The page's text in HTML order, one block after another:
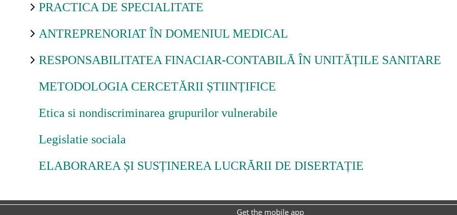
Ajutor
Forgot password
PRACTICA DE SPECIALITATE
ANTREPRENORIAT ÎN DOMENIUL MEDICAL
RESPONSABILITATEA FINACIAR-CONTABILĂ ÎN UNITĂȚILE SANITARE
METODOLOGIA CERCETĂRII ȘTIINȚIFICE
Etica si nondiscriminarea grupurilor vulnerabile
Legislatie sociala
ELABORAREA ȘI SUSȚINEREA LUCRĂRII DE DISERTAȚIE
Get the mobile app